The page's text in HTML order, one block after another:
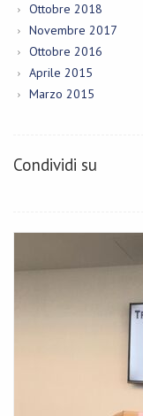
Ottobre 2018
Novembre 2017
Ottobre 2016
Aprile 2015
Marzo 2015
Condividi su